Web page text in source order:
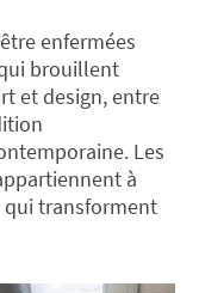
enfermées
brouillent
et design, entre
Les
à
transforment